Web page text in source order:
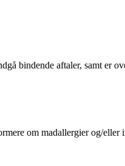
bindende aftaler, samt er
om madallergier og/